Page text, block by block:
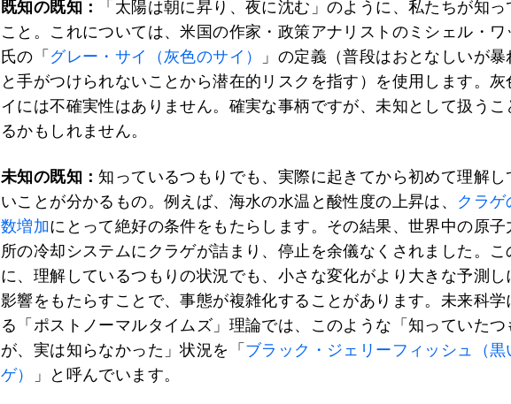
既知の既知：
「太陽は朝に昇り、夜に沈む」のように、私たちが知っ
こと。これについては、米国の作家・政策アナリストのミシェル・ワ
氏の「 グレー・サイ（灰色のサイ）
」の定義（普段はおとなしいが暴
と手がつけられないことから潜在的リスクを指す）を使用します。灰
イには不確実性はありません。確実な事柄ですが、未知として扱うこ
るかもしれません。
未知の既知：知っているつもりでも、実際に起きてから初めて理解し
いことが分かるもの。例えば、海水の水温と酸性度の上昇は、 クラゲ
数増加にとって絶好の条件をもたらします。その結果、世界中の原子
所の冷却システムにクラゲが詰まり、停止を余儀なくされました。こ
に、理解しているつもりの状況でも、小さな変化がより大きな予測し
影響をもたらすことで、事態が複雑化することがあります。未来科学
る「ポストノーマルタイムズ」理論では、このような「知っていたつ
が、実は知らなかった」状況を「 ブラック・ジェリーフィッシュ（黒
ゲ）
」と呼んでいます。